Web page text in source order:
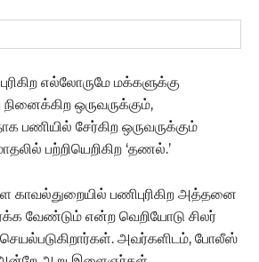
எல்லோருமே மக்களுக்கு
ஒருவருக்கும்,
பணியில் சேர்கிற ஒருவருக்கும்
பற்றியெறிகிற ‘தணல்.’
காவல்துறையில் பணிபுரிகிற அத்தனை
வேண்டும் என்ற வெறியோடு சிலர்
அவர்களிடம், போலீஸ்